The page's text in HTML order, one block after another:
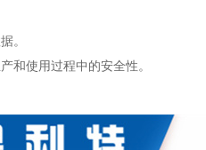
。
和使用过程中的安全性。